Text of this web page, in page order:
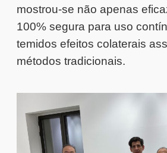
mostrou-se não apenas
100% segura para uso
temidos efeitos colaterais
métodos tradicionais.